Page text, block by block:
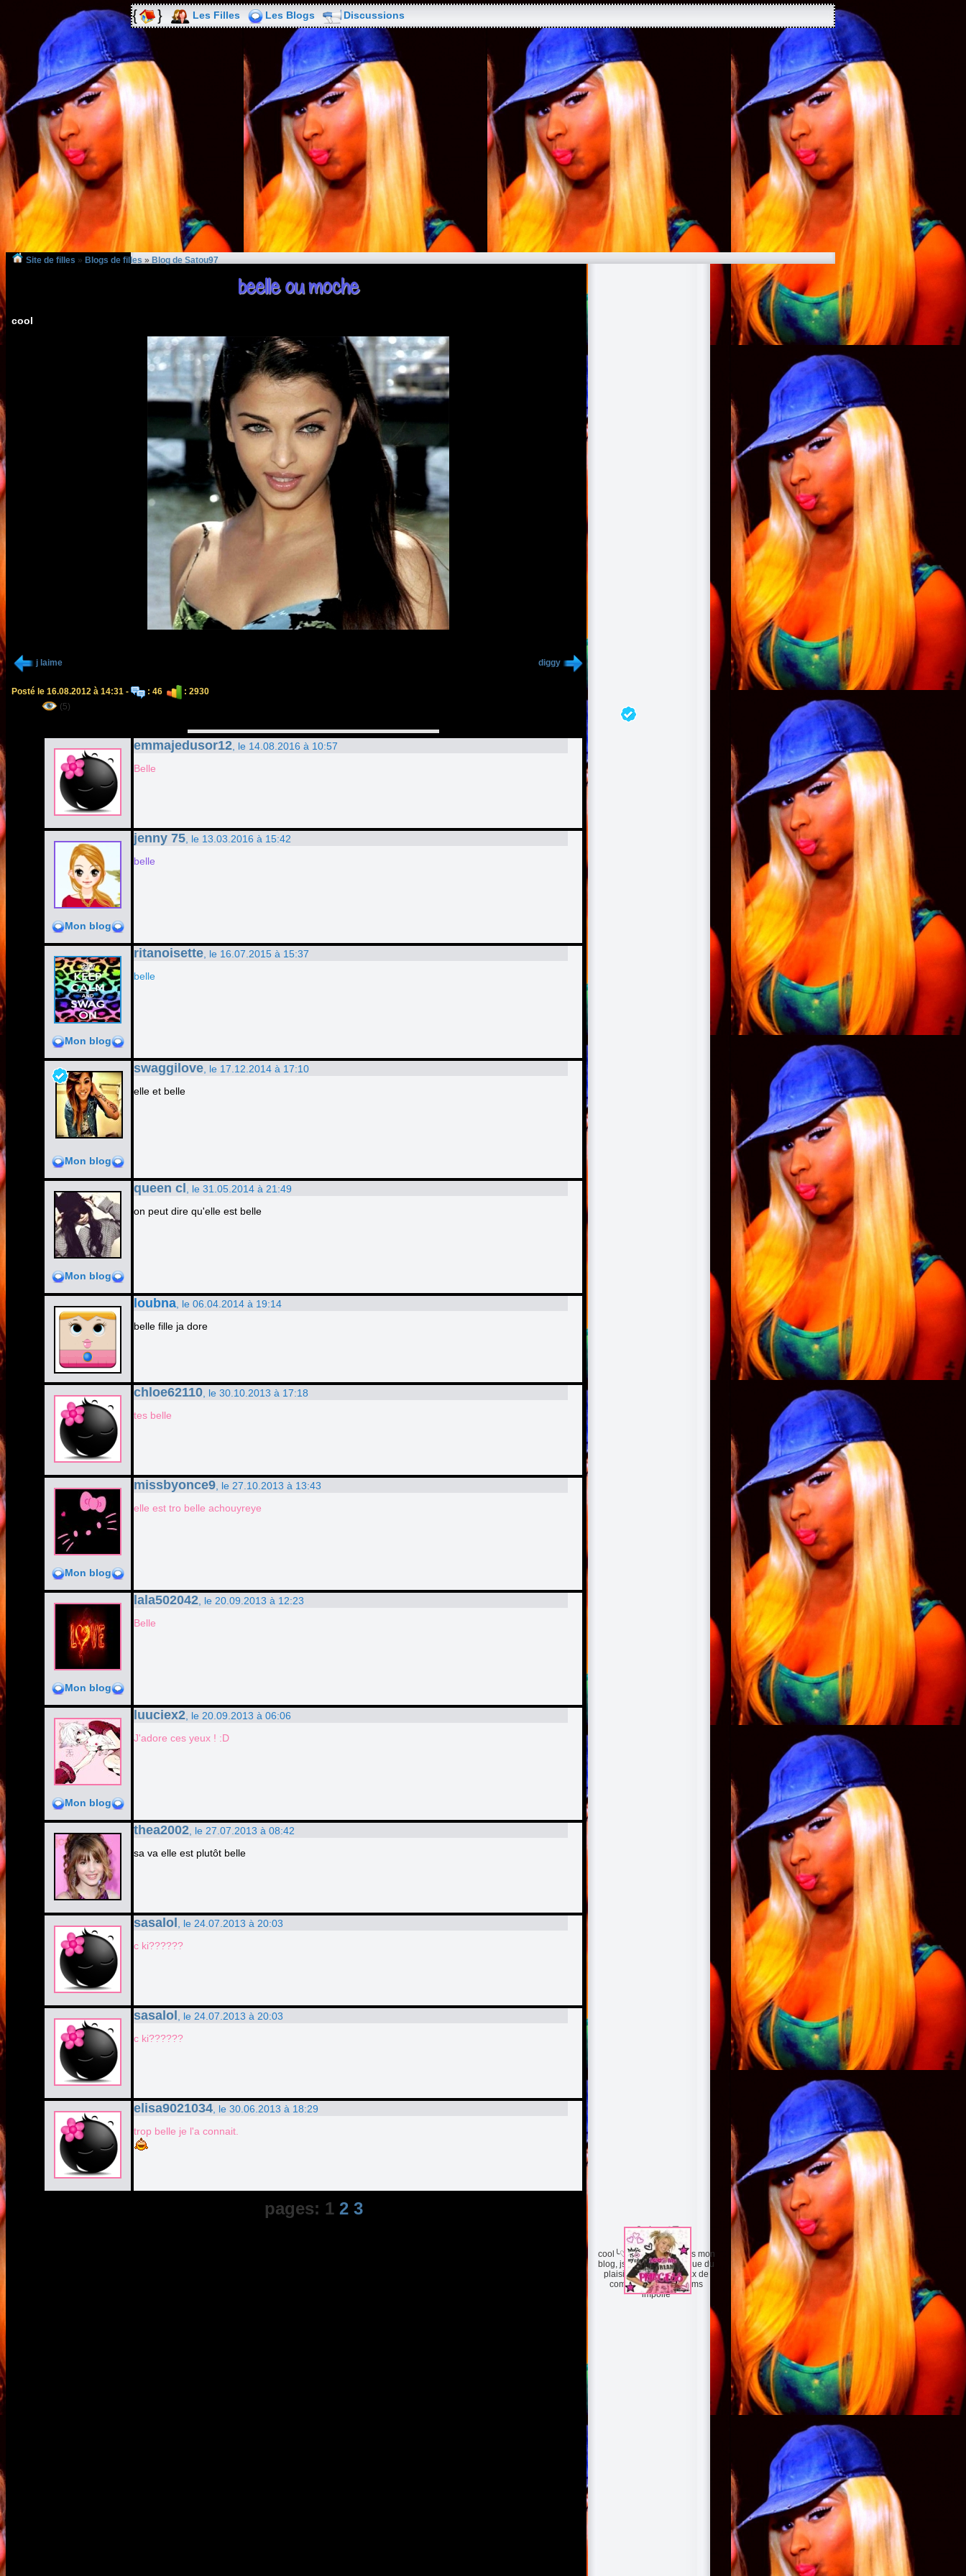
Les Filles Les Blogs Discussions
Site de filles » Blogs de filles » Blog de Satou97
beelle ou moche
cool
j laime diggy
Posté le 16.08.2012 à 14:31 - : 46
: 2930
(5)
emmajedusor12 , le 14.08.2016 à 10:57
Belle
Mon blog
jenny 75 , le 13.03.2016 à 15:42
belle
Mon blog
ritanoisette , le 16.07.2015 à 15:37
belle
Mon blog
swaggilove , le 17.12.2014 à 17:10
elle et belle
Mon blog
queen cl
, le 31.05.2014 à 21:49
on peut dire qu'elle est belle
loubna , le 06.04.2014 à 19:14
belle fille ja dore
chloe62110 , le 30.10.2013 à 17:18
tes belle
Mon blog
missbyonce9 , le 27.10.2013 à 13:43
elle est tro belle achouyreye
Mon blog
lala502042 , le 20.09.2013 à 12:23
Belle
Mon blog
luuciex2 , le 20.09.2013 à 06:06
J'adore ces yeux ! :D
thea2002 , le 27.07.2013 à 08:42
sa va elle est plutôt belle
sasalol
, le 24.07.2013 à 20:03
c ki??????
sasalol
, le 24.07.2013 à 20:03
c ki??????
elisa9021034 , le 30.06.2013 à 18:29
trop belle je l'a connait.
pages: 1 2 3
Satou97
cool╰♡╮bienvenue dans mon
blog, jspr que se serra que du
plaisir jé besoin d1 max de
coms╰♡╮et po de coms
impolie